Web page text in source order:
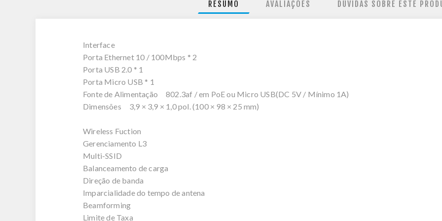
RESUMO AVALIAÇÕES DÚVIDAS SOBRE ESTE
Interface
Porta Ethernet 10 / 100Mbps * 2
Porta USB 2.0 * 1
Porta Micro USB * 1
Fonte de Alimentação 802.3af / em PoE ou Micro USB(DC 5V / Mínimo 1A)
Dimensões 3,9 × 3,9 × 1,0 pol. (100 × 98 × 25 mm)
Wireless Fuction
Gerenciamento L3
Multi-SSID
Balanceamento de carga
Direção de banda
Imparcialidade do tempo de antena
Beamforming
Limite de Taxa